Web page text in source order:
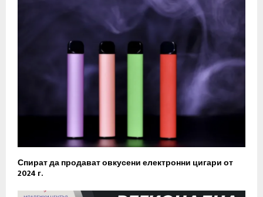
Спират да продават овкусени електронни цигари от
2024 г.